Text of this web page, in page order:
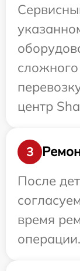
центр
3
После
время
операции.